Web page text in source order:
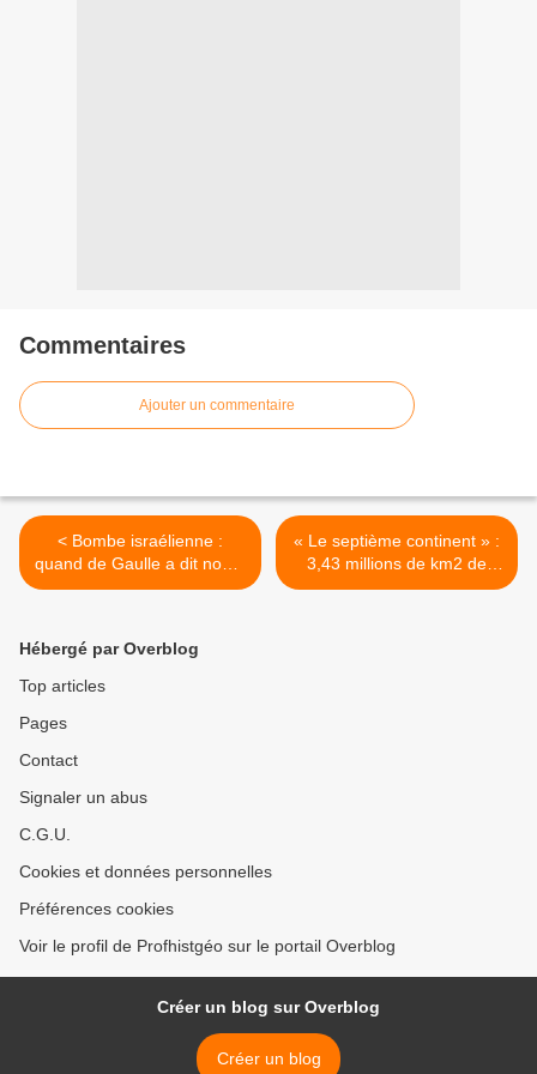
Commentaires
Ajouter un commentaire
< Bombe israélienne :
quand de Gaulle a dit non à
Ben Gourion
« Le septième continent » :
3,43 millions de km2 de
déchets flottent au large du
Hébergé par Overblog
Top articles
Pages
Contact
Signaler un abus
C.G.U.
Cookies et données personnelles
Préférences cookies
Voir le profil de Profhistgéo sur le portail Overblog
Créer un blog sur Overblog
Créer un blog